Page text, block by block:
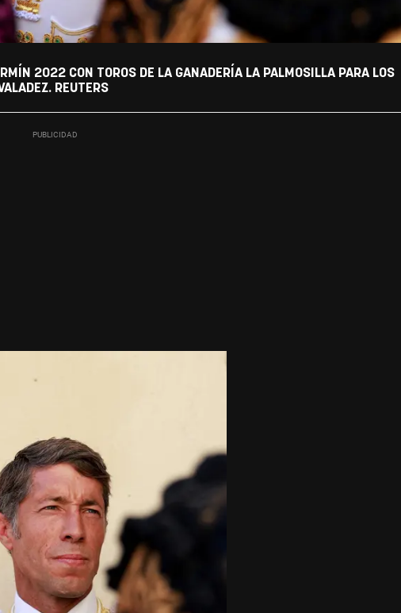
2022 CON TOROS DE LA GANADERÍA LA PALMOSILLA PARA LOS
REUTERS